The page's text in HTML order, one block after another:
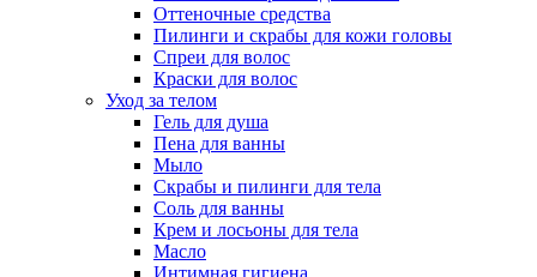
Оттеночные средства
Пилинги и скрабы для кожи головы
Спреи для волос
Краски для волос
Уход за телом
Гель для душа
Пена для ванны
Мыло
Скрабы и пилинги для тела
Соль для ванны
Крем и лосьоны для тела
Масло
Интимная гигиена